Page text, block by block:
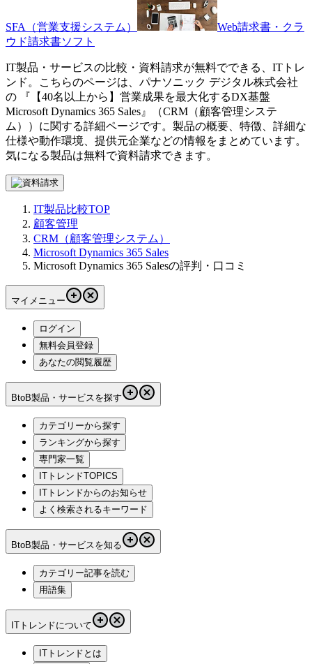
SFA（営業支援システム）
Web請求書・クラ
ウド請求書ソフト
IT製品・サービスの比較・資料請求が無料でできる、ITトレ
ンド。こちらのページは、 パナソニック デジタル株式会社
の 『 【40名以上から】営業成果を最大化するDX基盤
Microsoft Dynamics 365 Sales 』（CRM（顧客管理システ
ム）
）に関する詳細ページです。製品の概要、特徴、詳細な
仕様や動作環境、提供元企業などの情報をまとめています。
気になる製品は無料で資料請求できます。
IT製品比較TOP
顧客管理
CRM（顧客管理システム）
Microsoft Dynamics 365 Sales
Microsoft Dynamics 365 Salesの評判・口コミ
マイメニュー
ログイン
無料会員登録
あなたの閲覧履歴
BtoB製品・サービスを探す
カテゴリーから探す
ランキングから探す
専門家一覧
ITトレンドTOPICS
ITトレンドからのお知らせ
よく検索されるキーワード
BtoB製品・サービスを知る
カテゴリー記事を読む
用語集
ITトレンドについて
ITトレンドとは